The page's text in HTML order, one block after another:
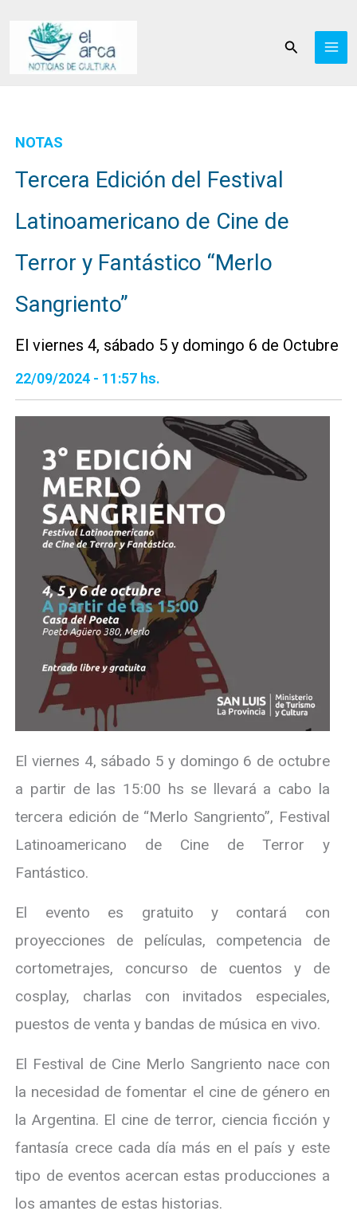
contenido
Buscar
NOTAS
Tercera Edición del Festival
Latinoamericano de Cine de
Terror y Fantástico “Merlo
Sangriento”
El viernes 4, sábado 5 y domingo 6 de Octubre
22/09/2024 - 11:57 hs.
El viernes 4, sábado 5 y domingo 6 de octubre
a partir de las 15:00 hs se llevará a cabo la
tercera edición de “Merlo Sangriento”, Festival
Latinoamericano de Cine de Terror y
Fantástico.
El evento es gratuito y contará con
proyecciones de películas, competencia de
cortometrajes, concurso de cuentos y de
cosplay, charlas con invitados especiales,
puestos de venta y bandas de música en vivo.
El Festival de Cine Merlo Sangriento nace con
la necesidad de fomentar el cine de género en
la Argentina. El cine de terror, ciencia ficción y
fantasía crece cada día más en el país y este
tipo de eventos acercan estas producciones a
los amantes de estas historias.